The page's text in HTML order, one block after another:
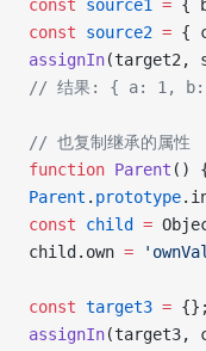
const source1 = {
const source2 = {
assignIn(target2,
// 结果: { a: 1,
// 也复制继承的属性
function Parent ()
Parent . prototype
const child =
child.own =
const target3 = {};
assignIn(target3,